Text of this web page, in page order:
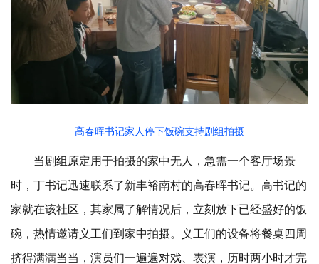
高春晖书记家人停下饭碗支持剧组拍摄
当剧组原定用于拍摄的家中无人，急需一个客厅场景
时，丁书记迅速联系了新丰裕南村的高春晖书记。高书记的
家就在该社区，其家属了解情况后，立刻放下已经盛好的饭
碗，热情邀请义工们到家中拍摄。义工们的设备将餐桌四周
挤得满满当当，演员们一遍遍对戏、表演，历时两小时才完